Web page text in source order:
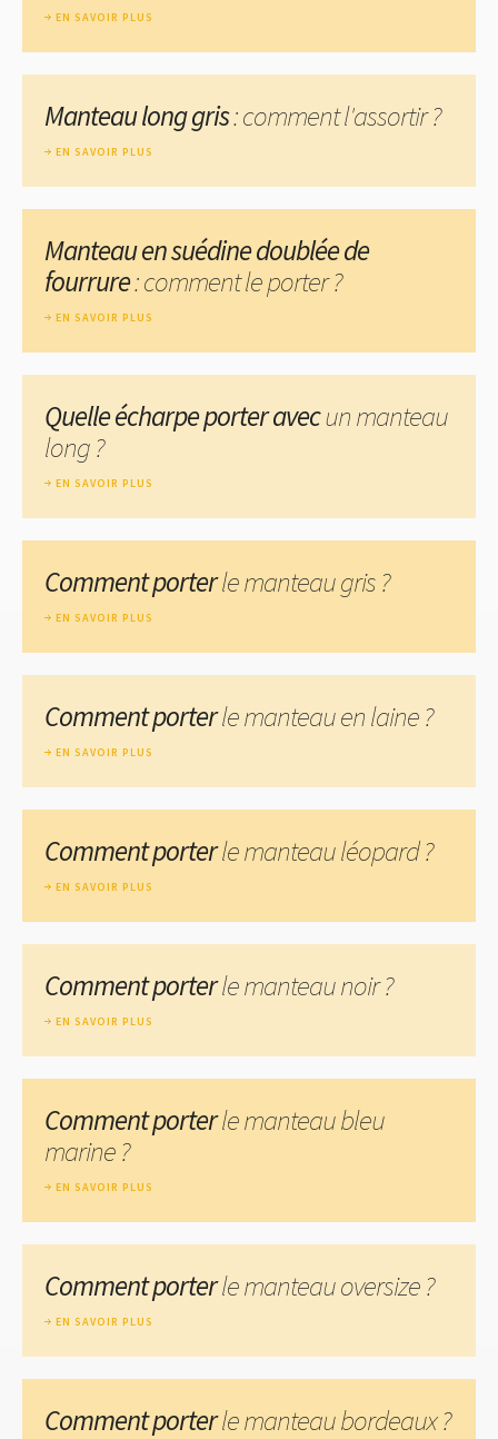
EN SAVOIR PLUS
Manteau long gris: comment l'assortir ?
EN SAVOIR PLUS
Manteau en suédine doublée de
fourrure: comment le porter ?
EN SAVOIR PLUS
Quelle écharpe porter avecun manteau
long ?
EN SAVOIR PLUS
Comment porterle manteau gris ?
EN SAVOIR PLUS
Comment porterle manteau en laine ?
EN SAVOIR PLUS
Comment porterle manteau léopard ?
EN SAVOIR PLUS
Comment porterle manteau noir ?
EN SAVOIR PLUS
Comment porterle manteau bleu
marine ?
EN SAVOIR PLUS
Comment porterle manteau oversize ?
EN SAVOIR PLUS
Comment porterle manteau bordeaux ?